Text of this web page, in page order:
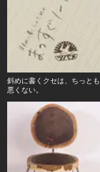
斜めに書くクセは、ちっとも
悪くない。